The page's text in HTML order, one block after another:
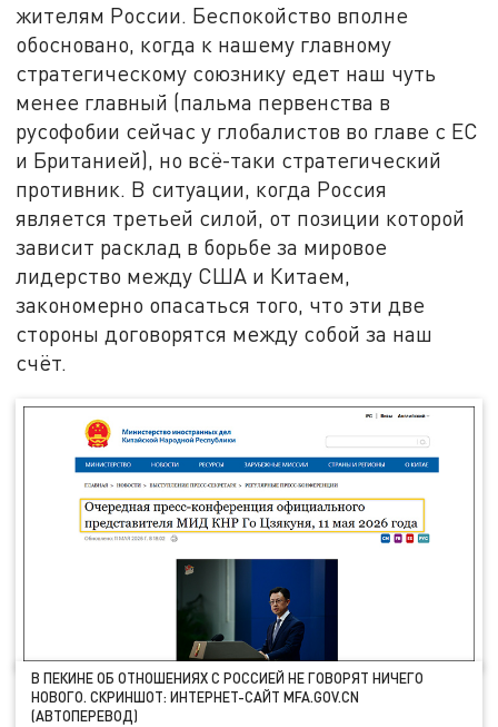
жителям России. Беспокойство вполне
обосновано, когда к нашему главному
стратегическому союзнику едет наш чуть
менее главный (пальма первенства в
русофобии сейчас у глобалистов во главе с ЕС
и Британией), но всё-таки стратегический
противник. В ситуации, когда Россия
является третьей силой, от позиции которой
зависит расклад в борьбе за мировое
лидерство между США и Китаем,
закономерно опасаться того, что эти две
стороны договорятся между собой за наш
счёт.
В ПЕКИНЕ ОБ ОТНОШЕНИЯХ С РОССИЕЙ НЕ ГОВОРЯТ НИЧЕГО
НОВОГО. СКРИНШОТ: ИНТЕРНЕТ-САЙТ MFA.GOV.CN
(АВТОПЕРЕВОД)